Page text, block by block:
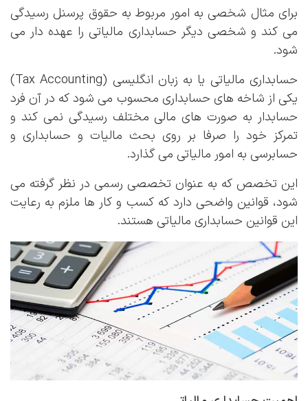
برای مثال شخصی به امور مربوط به حقوق پرسنل رسیدگی
می کند و شخصی دیگر حسابداری مالیاتی را عهده دار می
شود.
حسابداری مالیاتی یا به زبان انگلیسی (Tax Accounting)
یکی از شاخه های حسابداری محسوب می شود که در آن فرد
حسابدار به صورت های مالی مختلف رسیدگی نمی کند و
تمرکز خود را صرفا بر روی بحث مالیات و حسابداری و
حسابرسی به امور مالیاتی می گذارد.
این تخصص که به عنوان تخصصی رسمی در نظر گرفته می
شود، قوانین واضحی دارد که کسب و کار ها ملزم به رعایت
این قوانین حسابداری مالیاتی هستند.